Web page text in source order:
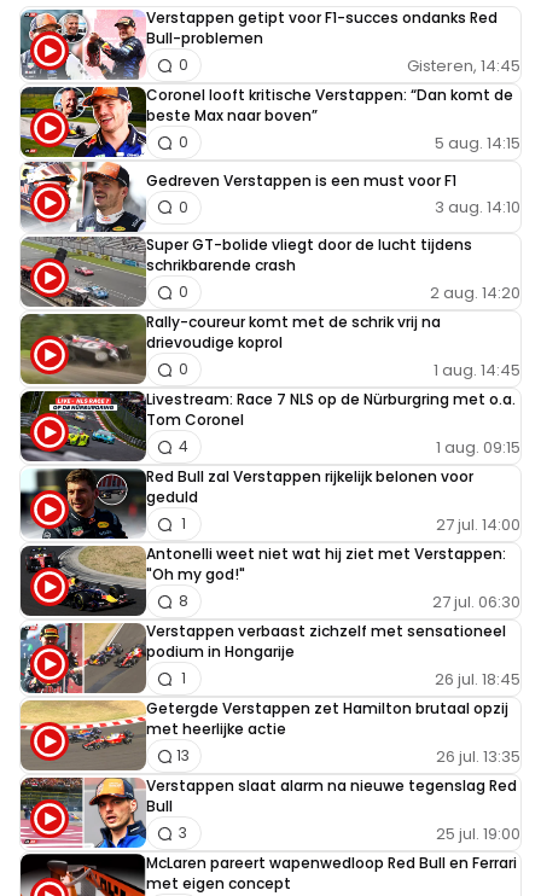
Verstappen getipt voor F1-succes ondanks Red
Bull-problemen
Gisteren, 14:45
0
Coronel looft kritische Verstappen: “Dan komt de
beste Max naar boven”
5 aug. 14:15
0
Gedreven Verstappen is een must voor F1
3 aug. 14:10
0
Super GT-bolide vliegt door de lucht tijdens
schrikbarende crash
2 aug. 14:20
0
Rally-coureur komt met de schrik vrij na
drievoudige koprol
1 aug. 14:45
0
Livestream: Race 7 NLS op de Nürburgring met o.a.
Tom Coronel
1 aug. 09:15
4
Red Bull zal Verstappen rijkelijk belonen voor
geduld
27 jul. 14:00
1
Antonelli weet niet wat hij ziet met Verstappen:
"Oh my god!"
27 jul. 06:30
8
Verstappen verbaast zichzelf met sensationeel
podium in Hongarije
26 jul. 18:45
1
Getergde Verstappen zet Hamilton brutaal opzij
met heerlijke actie
26 jul. 13:35
13
Verstappen slaat alarm na nieuwe tegenslag Red
Bull
25 jul. 19:00
3
McLaren pareert wapenwedloop Red Bull en Ferrari
met eigen concept